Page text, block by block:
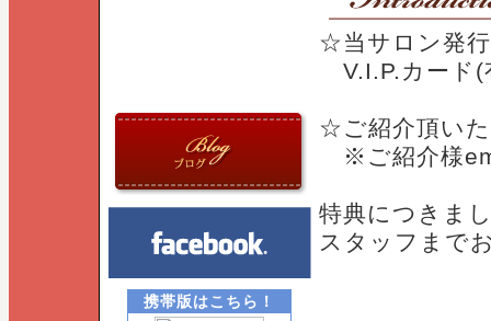
携帯版はこちら！
☆当サロン発
V.I.P.カード(
☆ご紹介頂い
※ご紹介様
特典につきま
スタッフまで